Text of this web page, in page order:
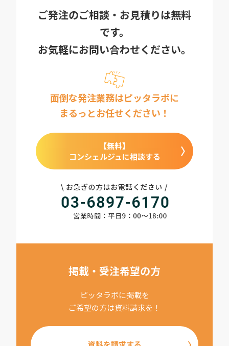
ご発注のご相談・お見積りは無料
です。
お気軽にお問い合わせください。
面倒な発注業務はピッタラボに
まるっとお任せください！
【無料】
コンシェルジュに相談する
掲載・受注希望の方
ピッタラボに掲載を
ご希望の方は資料請求を！